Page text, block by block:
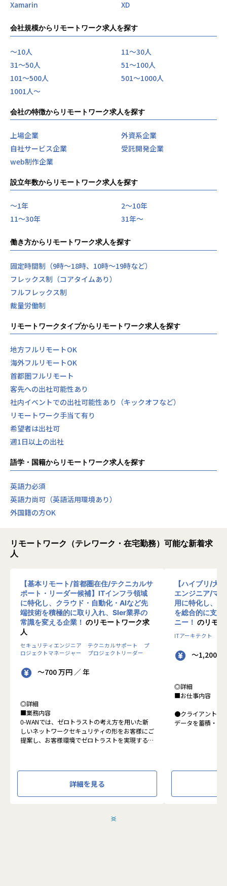
Xamarin
XD
会社規模からリモートワーク求人を探す
〜10人
11〜30人
31〜50人
51〜100人
101〜500人
501〜1000人
1001人〜
会社の特徴からリモートワーク求人を探す
上場企業
外資系企業
自社サービス企業
受託開発企業
web制作企業
設立年数からリモートワーク求人を探す
〜1年
2〜10年
11〜30年
31年〜
働き方からリモートワーク求人を探す
固定時間制（9時～18時、10時～19時など）
フレックス制（コアタイムあり）
フルフレックス制
裁量労働制
リモートワークタイプからリモートワーク求人を探す
地方フルリモートOK
海外フルリモートOK
首都圏フルリモート
客先への出社可能性あり
社内イベントでの出社可能性あり（キックオフなど）
リモートワーク手当て有り
希望者は出社可
週1日以上の出社
語学・国籍からリモートワーク求人を探す
英語力必須
英語力尚可（英語活用環境あり）
外国籍の方OK
リモートワーク（テレワーク・在宅勤務）可能な新着求
人
【基本リモート/首都圏在住/テクニカルサ
ポート・リーダー候補】ITインフラ領域
に特化し、クラウド・自動化・AIなど先
端技術を積極的に取り入れ、SIer業界の
常識を変える企業！ のリモートワーク求
人
セキュリティエンジニア テクニカルサポート
プ
ロジェクトマネージャー
プロジェクトリーダー
～700 万円 ／ 年
◎詳細
■業務内容
0-WANでは、ゼロトラストの考え方を用いた新
しいネットワークセキュリティの形をお客様にご
提案し、お客様環境でゼロトラストを実現するた
本求人で採用する方には、テクニカルサポートや
エンジニアとしての高いスキルに加えて、チャレ
詳細を見る
【ハイブリ/大
エンジニア/マ
用に特化し、
を総合的に支援
ニー！ のリモ
ITアーキテクト
～1,200
◎詳細
■お仕事内容
●クライアントの
データを蓄積・加
って頂きます。
＜
＞